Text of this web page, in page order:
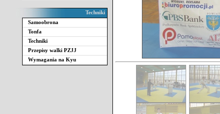
Techniki
Samoobrona
Tonfa
Techniki
Przepisy walki PZJJ
Wymagania na Kyu